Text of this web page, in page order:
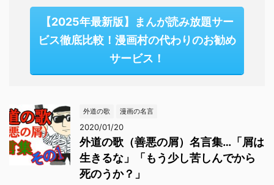
【2025年最新版】まんが読み放題サー
ビス徹底比較！漫画村の代わりのお勧め
サービス！
外道の歌 漫画の名言
2020/01/20
外道の歌（善悪の屑）名言集…「屑は
生きるな」「もう少し苦しんでから
死のうか？」